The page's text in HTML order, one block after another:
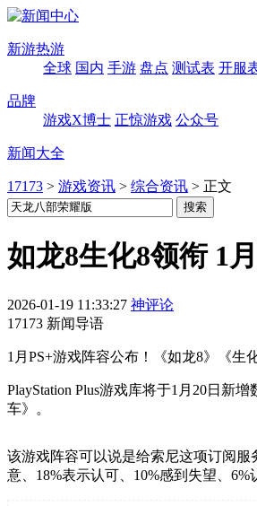
新游热游
全球 国内 手游 盘点 测试表 开服
品牌
游戏X博士 正惊游戏 公众号
新闻大全
17173 > 游戏资讯 > 综合资讯 > 正文
如龙8生化8领衔 1
2026-01-19 11:33:27 神评论
17173 新闻导语
1月PS+游戏阵容公布！《如龙8》《生
PlayStation Plus游戏库将于1月20日新
车》。
该游戏阵容可以说是给索尼这项订阅服
意、18%表示认可、10%感到失望、